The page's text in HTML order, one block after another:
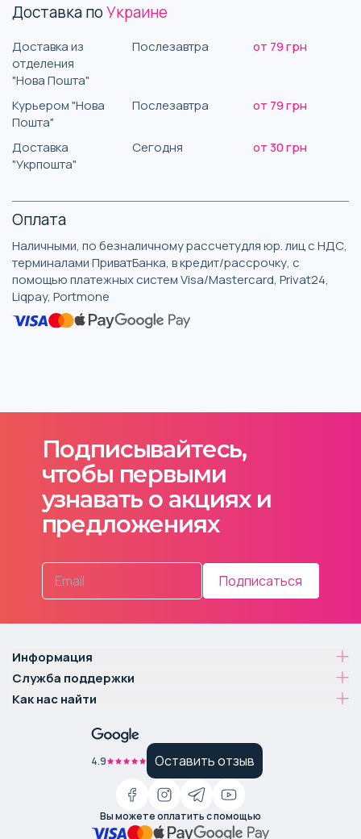
Доставка поУкраине
Доставка из
отделения
"Нова Пошта"
Послезавтра от 79 грн
Курьером "Нова
Пошта"
Послезавтра от 79 грн
Доставка
"Укрпошта"
Сегодня от 30 грн
Оплата
Наличными, по безналичному рассчетудля юр. лиц с НДС,
терминалами ПриватБанка, в кредит/рассрочку, с
помощью платежных систем Visa/Mastercard, Privat24,
Liqpay, Portmone
Подписывайтесь,
чтобы первыми
узнавать о акциях и
предложениях
Подписаться
Информация
Служба поддержки
Как нас найти
4.9 Оставить отзыв
Вы можете оплатить с помощью